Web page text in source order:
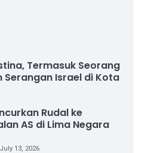
Termasuk Seorang
Serangan Israel di Kota
Rudal ke
AS di Lima Negara
July 13, 2026